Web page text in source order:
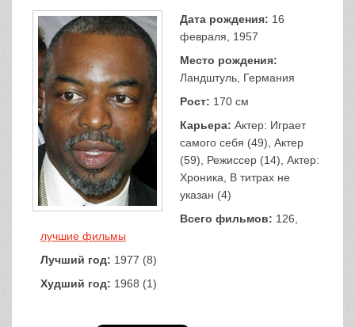
Дата рождения: 16
февраля, 1957
Место рождения:
Ландштуль, Германия
Рост: 170 см
Карьера: Актер: Играет
самого себя (49), Актер
(59), Режиссер (14), Актер:
Хроника, В титрах не
указан (4)
Всего фильмов: 126,
лучшие фильмы
Лучший год: 1977 (8)
Худший год: 1968 (1)